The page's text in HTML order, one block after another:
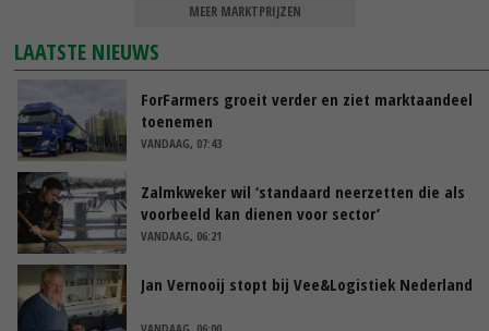
MEER MARKTPRIJZEN
LAATSTE NIEUWS
ForFarmers groeit verder en ziet marktaandeel
toenemen
VANDAAG, 07:43
Zalmkweker wil ‘standaard neerzetten die als
voorbeeld kan dienen voor sector’
VANDAAG, 06:21
Jan Vernooij stopt bij Vee&Logistiek Nederland